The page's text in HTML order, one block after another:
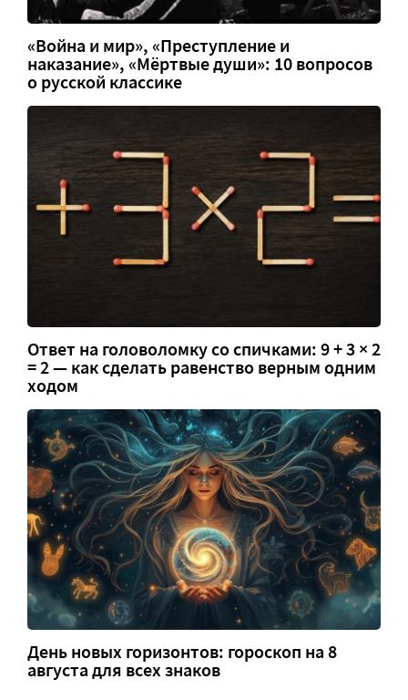
«Война и мир», «Преступление и
наказание», «Мёртвые души»: 10 вопросов
о русской классике
Ответ на головоломку со спичками: 9 + 3 × 2
= 2 — как сделать равенство верным одним
ходом
День новых горизонтов: гороскоп на 8
августа для всех знаков